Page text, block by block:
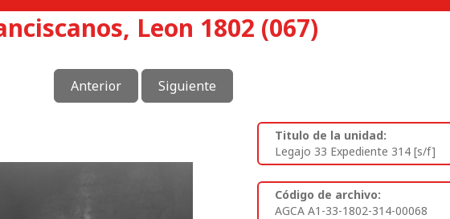
Leon 1802 (067)
Anterior Siguiente
Titulo de la unidad:
Legajo 33 Expediente 314 [s/f]
Código de archivo:
AGCA A1-33-1802-314-00068